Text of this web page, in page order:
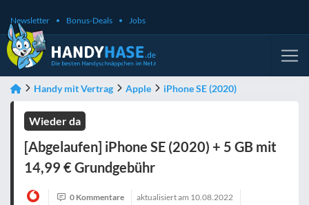
Newsletter Bonus-Deals Jobs
Handy mit Vertrag Apple iPhone SE (2020)
Wieder da
[Abgelaufen] iPhone SE (2020) + 5 GB mit
14,99 € Grundgebühr
0 Kommentare aktualisiert am 10.08.2022